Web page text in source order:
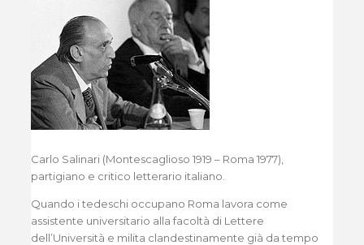
Carlo Salinari (Montescaglioso 1919 – Roma 1977),
partigiano e critico letterario italiano.
Quando i tedeschi occupano Roma lavora come
assistente universitario alla facoltà di Lettere
dell’Università e milita clandestinamente già da tempo